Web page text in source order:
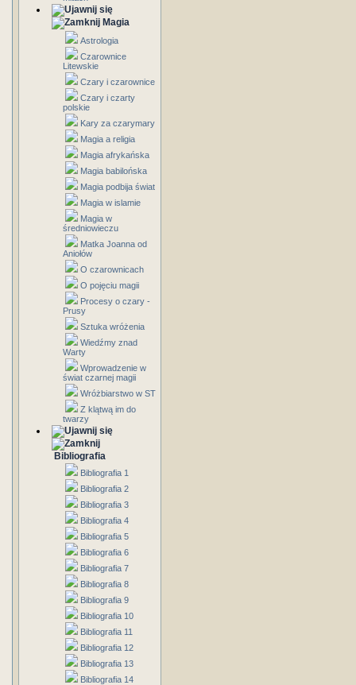
Magia
Astrologia
Czarownice
Litewskie
Czary i czarownice
Czary i czarty
polskie
Kary za czarymary
Magia a religia
Magia afrykańska
Magia babilońska
Magia podbija świat
Magia w islamie
Magia w
średniowieczu
Matka Joanna od
Aniołów
O czarownicach
O pojęciu magii
Procesy o czary -
Prusy
Sztuka wróżenia
Wiedźmy znad
Warty
Wprowadzenie w
świat czarnej magii
Wróżbiarstwo w ST
Z klątwą im do
twarzy
Bibliografia
Bibliografia 1
Bibliografia 2
Bibliografia 3
Bibliografia 4
Bibliografia 5
Bibliografia 6
Bibliografia 7
Bibliografia 8
Bibliografia 9
Bibliografia 10
Bibliografia 11
Bibliografia 12
Bibliografia 13
Bibliografia 14